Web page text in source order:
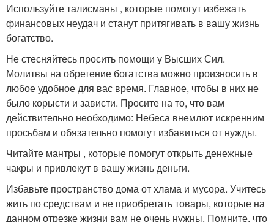
Используйте талисманы , которые помогут избежать
финансовых неудач и станут притягивать в вашу жизнь
богатство.
Не стесняйтесь просить помощи у Высших Сил.
Молитвы на обретение богатства можно произносить в
любое удобное для вас время. Главное, чтобы в них не
было корысти и зависти. Просите на то, что вам
действительно необходимо: Небеса внемлют искренним
просьбам и обязательно помогут избавиться от нужды.
Читайте мантры , которые помогут открыть денежные
чакры и привлекут в вашу жизнь деньги.
Избавьте пространство дома от хлама и мусора. Учитесь
жить по средствам и не приобретать товары, которые на
данном отрезке жизни вам не очень нужны. Помните, что